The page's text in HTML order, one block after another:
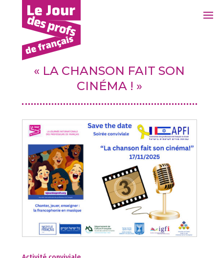
« LA CHANSON FAIT SON
CINÉMA ! »
1